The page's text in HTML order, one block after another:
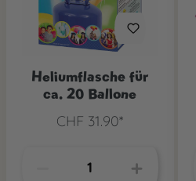
Heliumflasche für
ca. 20 Ballone
CHF 31.90*